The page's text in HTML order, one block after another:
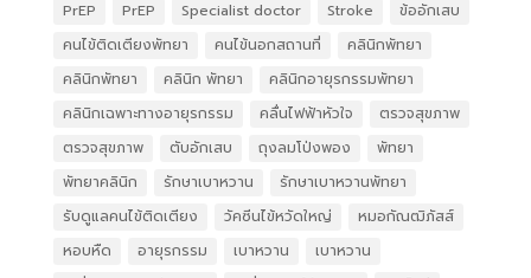
PrEP
PrEP Specialist doctor Stroke
ข้ออักเสบ
คนไข้ติดเตียงพัทยา
คนไข้นอกสถานที่
คลินิกพัทยา
คลินิกพัทยา
คลินิก พัทยา
คลินิกอายุรกรรมพัทยา
คลินิกเฉพาะทางอายุรกรรม
คลื่นไฟฟ้าหัวใจ
ตรวจสุขภาพ
ตรวจสุขภาพ
ตับอักเสบ ถุงลมโป่งพอง
พัทยา
พัทยาคลินิก
รักษาเบาหวาน
รักษาเบาหวานพัทยา
รับดูแลคนไข้ติดเตียง
วัคซีนไข้หวัดใหญ่
หมอกัณฒิภัสส์
หอบหืด
อายุรกรรม เบาหวาน
เบาหวาน